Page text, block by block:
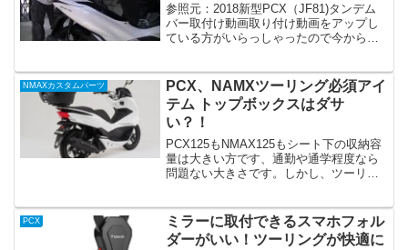
参照元：2018新型PCX（JF81)タンデム
バー取付け動画取り付け動画をアップし
ている方がいらっしゃったので今から、
しょうか。
NMAXカスタムパーツ
PCX、NAMXツーリング必須アイ
テム トップボックスはダサ
い？！
PCX125もNMAX125もシート下の収納容
量は大きい方です、通勤や通学程度なら
問題ない大きさです。しかし、ツーリン
PCX
ミラーに取付できるスマホフォル
ダーがいい！ツーリングが快適に